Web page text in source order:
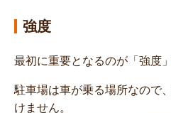
強度
最初に重要となるのが「強度」
駐車場は車が乗る場所なので
けません。